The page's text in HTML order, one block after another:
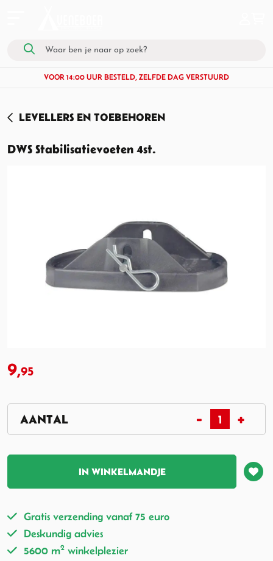
VOOR 14:00 UUR BESTELD, ZELFDE DAG VERSTUURD
LEVELLERS EN TOEBEHOREN
DWS Stabilisatievoeten 4st.
9,95
IN WINKELMANDJE
Gratis verzending vanaf 75 euro
Deskundig advies
5600 m2 winkelplezier